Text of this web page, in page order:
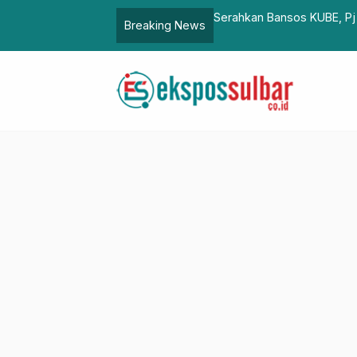
Breaking News
Wali Kota Makassar Sebut